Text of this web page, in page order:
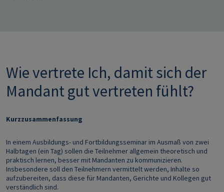
Wie vertrete Ich, damit sich der
Mandant gut vertreten fühlt?
Kurzzusammenfassung
In einem Ausbildungs- und Fortbildungsseminar im Ausmaß von zwei
Halbtagen (ein Tag) sollen die Teilnehmer allgemein theoretisch und
praktisch lernen, besser mit Mandanten zu kommunizieren.
Insbesondere soll den Teilnehmern vermittelt werden, Inhalte so
aufzubereiten, dass diese für Mandanten, Gerichte und Kollegen gut
verständlich sind.